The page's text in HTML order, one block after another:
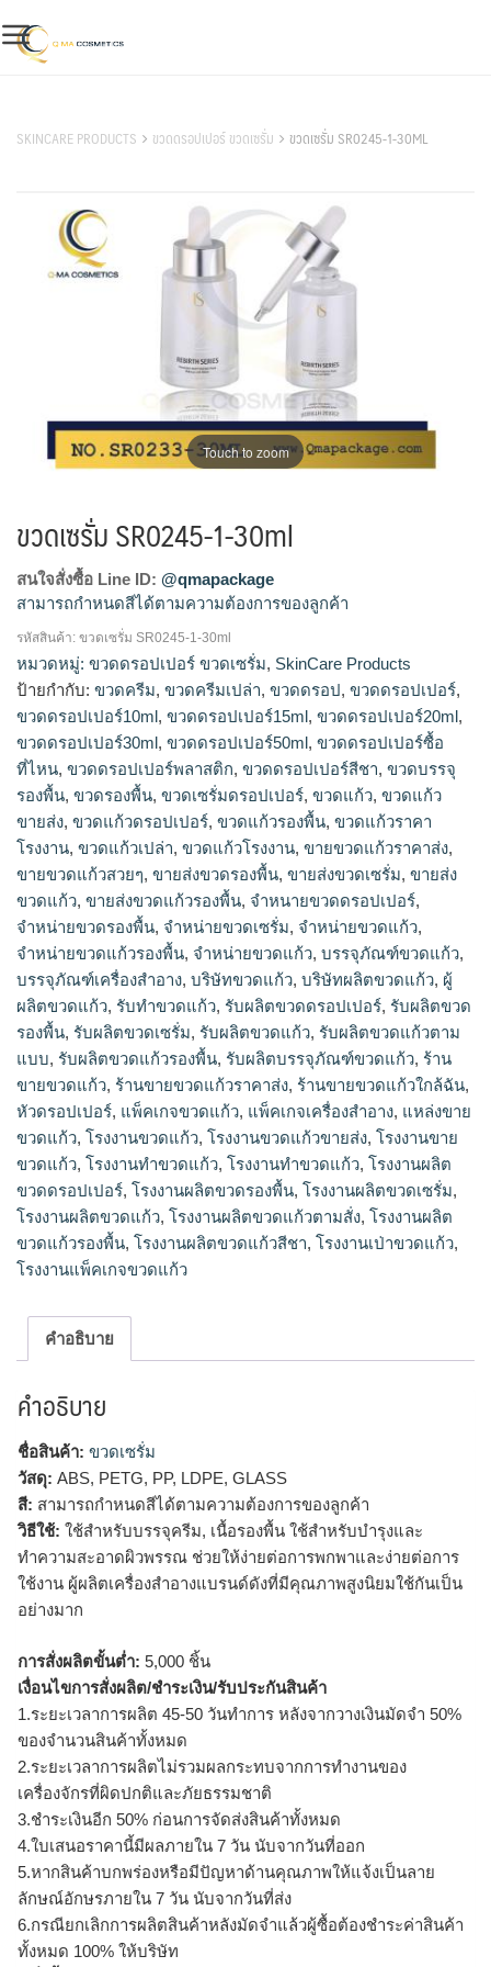
to
content
SKINCARE PRODUCTS ขวดดรอปเปอร์ ขวดเซรั่ม ขวดเซรั่ม SR0245-1-30ML
Touch to zoom
ขวดเซรั่ม SR0245-1-30ml
สนใจสั่งซื้อ Line ID: @qmapackage
สามารถกำหนดสีได้ตามความต้องการของลูกค้า
ขวดครีม, ขวดครีมเปล่า, ขวดดรอป, ขวดดรอปเปอร์, ขวดดรอป
เปอร์10ml, ขวดดรอปเปอร์15ml, ขวดดรอปเปอร์20ml, ขวดดรอป
เปอร์30ml, ขวดดรอปเปอร์50ml, ขวดดรอปเปอร์ซื้อที่ไหน, ขวดดร
อปเปอร์พลาสติก, ขวดดรอปเปอร์สีชา, ขวดบรรจุรองพื้น, ขวดรอง
พื้น, ขวดเซรั่มดรอปเปอร์, ขวดแก้ว, ขวดแก้วขายส่ง, ขวดแก้วดร
อปเปอร์, ขวดแก้วรองพื้น, ขวดแก้วราคาโรงงาน, ขวดแก้วเปล่า,
ขวดแก้วโรงงาน, ขายขวดแก้วราคาส่ง, ขายขวดแก้วสวยๆ, ขายส่ง
ขวดรองพื้น, ขายส่งขวดเซรั่ม, ขายส่งขวดแก้ว, ขายส่งขวดแก้ว
รองพื้น, จำหนายขวดดรอปเปอร์, จำหน่ายขวดรองพื้น, จำหน่าย
ขวดเซรั่ม, จำหน่ายขวดแก้ว, จำหน่ายขวดแก้วรองพื้น, จําหน่าย
ขวดแก้ว, บรรจุภัณฑ์ขวดแก้ว, บรรจุภัณฑ์เครื่องสำอาง, บริษัท
ขวดแก้ว, บริษัทผลิตขวดแก้ว, ผู้ผลิตขวดแก้ว, รับทำขวดแก้ว, รับ
ผลิตขวดดรอปเปอร์, รับผลิตขวดรองพื้น, รับผลิตขวดเซรั่ม, รับ
ผลิตขวดแก้ว, รับผลิตขวดแก้วตามแบบ, รับผลิตขวดแก้วรองพื้น,
รับผลิตบรรจุภัณฑ์ขวดแก้ว, ร้านขายขวดแก้ว, ร้านขายขวดแก้ว
ราคาส่ง, ร้านขายขวดแก้วใกล้ฉัน, หัวดรอปเปอร์, แพ็คเกจขวด
แก้ว, แพ็คเกจเครื่องสำอาง, แหล่งขายขวดแก้ว, โรงงานขวดแก้ว,
โรงงานขวดแก้วขายส่ง, โรงงานขายขวดแก้ว, โรงงานทำขวดแก้ว,
โรงงานทําขวดแก้ว, โรงงานผลิตขวดดรอปเปอร์, โรงงานผลิตขวด
รองพื้น, โรงงานผลิตขวดเซรั่ม, โรงงานผลิตขวดแก้ว, โรงงานผลิต
ขวดแก้วตามสั่ง, โรงงานผลิตขวดแก้วรองพื้น, โรงงานผลิตขวด
แก้วสีชา, โรงงานเป่าขวดแก้ว, โรงงานแพ็คเกจขวดแก้ว
รหัสสินค้า: ขวดเซรั่ม SR0245-1-30ml
หมวดหมู่: ขวดดรอปเปอร์ ขวดเซรั่ม, SkinCare Products
ป้ายกำกับ: ขวดครีม, ขวดครีมเปล่า, ขวดดรอป, ขวดดรอปเปอร์,
ขวดดรอปเปอร์10ml, ขวดดรอปเปอร์15ml, ขวดดรอปเปอร์20ml,
ขวดดรอปเปอร์30ml, ขวดดรอปเปอร์50ml, ขวดดรอปเปอร์ซื้อ
ที่ไหน, ขวดดรอปเปอร์พลาสติก, ขวดดรอปเปอร์สีชา, ขวดบรรจุ
รองพื้น, ขวดรองพื้น, ขวดเซรั่มดรอปเปอร์, ขวดแก้ว, ขวดแก้ว
ขายส่ง, ขวดแก้วดรอปเปอร์, ขวดแก้วรองพื้น, ขวดแก้วราคา
โรงงาน, ขวดแก้วเปล่า, ขวดแก้วโรงงาน, ขายขวดแก้วราคาส่ง,
ขายขวดแก้วสวยๆ, ขายส่งขวดรองพื้น, ขายส่งขวดเซรั่ม, ขายส่ง
ขวดแก้ว, ขายส่งขวดแก้วรองพื้น, จำหนายขวดดรอปเปอร์,
จำหน่ายขวดรองพื้น, จำหน่ายขวดเซรั่ม, จำหน่ายขวดแก้ว,
จำหน่ายขวดแก้วรองพื้น, จําหน่ายขวดแก้ว, บรรจุภัณฑ์ขวดแก้ว,
บรรจุภัณฑ์เครื่องสำอาง, บริษัทขวดแก้ว, บริษัทผลิตขวดแก้ว, ผู้
ผลิตขวดแก้ว, รับทำขวดแก้ว, รับผลิตขวดดรอปเปอร์, รับผลิตขวด
รองพื้น, รับผลิตขวดเซรั่ม, รับผลิตขวดแก้ว, รับผลิตขวดแก้วตาม
แบบ, รับผลิตขวดแก้วรองพื้น, รับผลิตบรรจุภัณฑ์ขวดแก้ว, ร้าน
ขายขวดแก้ว, ร้านขายขวดแก้วราคาส่ง, ร้านขายขวดแก้วใกล้ฉัน,
หัวดรอปเปอร์, แพ็คเกจขวดแก้ว, แพ็คเกจเครื่องสำอาง, แหล่งขาย
ขวดแก้ว, โรงงานขวดแก้ว, โรงงานขวดแก้วขายส่ง, โรงงานขาย
ขวดแก้ว, โรงงานทำขวดแก้ว, โรงงานทําขวดแก้ว, โรงงานผลิต
ขวดดรอปเปอร์, โรงงานผลิตขวดรองพื้น, โรงงานผลิตขวดเซรั่ม,
โรงงานผลิตขวดแก้ว, โรงงานผลิตขวดแก้วตามสั่ง, โรงงานผลิต
ขวดแก้วรองพื้น, โรงงานผลิตขวดแก้วสีชา, โรงงานเป่าขวดแก้ว,
โรงงานแพ็คเกจขวดแก้ว
คำอธิบาย
คำอธิบาย
ชื่อสินค้า: ขวดเซรั่ม
วัสดุ: ABS, PETG, PP, LDPE, GLASS
สี: สามารถกำหนดสีได้ตามความต้องการของลูกค้า
วิธีใช้: ใช้สำหรับบรรจุครีม, เนื้อรองพื้น ใช้สำหรับบำรุงและ
ทำความสะอาดผิวพรรณ ช่วยให้ง่ายต่อการพกพาและง่ายต่อการ
ใช้งาน ผู้ผลิตเครื่องสำอางแบรนด์ดังที่มีคุณภาพสูงนิยมใช้กันเป็น
อย่างมาก
การสั่งผลิตขั้นต่ำ: 5,000 ชิ้น
เงื่อนไขการสั่งผลิต/ชำระเงิน/รับประกันสินค้า
1.ระยะเวลาการผลิต 45-50 วันทำการ หลังจากวางเงินมัดจำ 50%
ของจำนวนสินค้าทั้งหมด
2.ระยะเวลาการผลิตไม่รวมผลกระทบจากการทำงานของ
เครื่องจักรที่ผิดปกติและภัยธรรมชาติ
3.ชำระเงินอีก 50% ก่อนการจัดส่งสินค้าทั้งหมด
4.ใบเสนอราคานี้มีผลภายใน 7 วัน นับจากวันที่ออก
5.หากสินค้าบกพร่องหรือมีปัญหาด้านคุณภาพให้แจ้งเป็นลาย
ลักษณ์อักษรภายใน 7 วัน นับจากวันที่ส่ง
6.กรณียกเลิกการผลิตสินค้าหลังมัดจำแล้วผู้ซื้อต้องชำระค่าสินค้า
ทั้งหมด 100% ให้บริษัท